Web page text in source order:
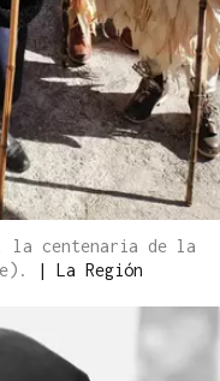
la centenaria de la
| La Región